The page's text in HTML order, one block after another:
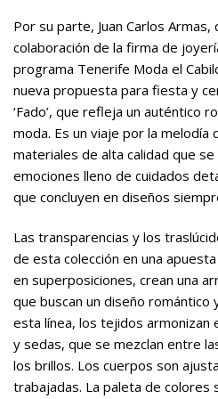
Por su parte, Juan Carlos Armas,
colaboración de la firma de
programa Tenerife Moda el
nueva propuesta para fiesta y
‘Fado’, que refleja un auténtico
moda. Es un viaje por la melodía
materiales de alta calidad que
emociones lleno de cuidados
que concluyen en diseños
Las transparencias y los
de esta colección en una
en superposiciones, crean una
que buscan un diseño romántico
esta línea, los tejidos armonizan
y sedas, que se mezclan entre
los brillos. Los cuerpos son
trabajadas. La paleta de colores